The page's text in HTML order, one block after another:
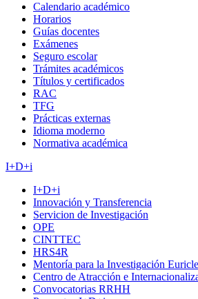
Calendario académico
Horarios
Guías docentes
Exámenes
Seguro escolar
Trámites académicos
Títulos y certificados
RAC
TFG
Prácticas externas
Idioma moderno
Normativa académica
I+D+i
I+D+i
Innovación y Transferencia
Servicion de Investigación
OPE
CINTTEC
HRS4R
Mentoría para la Investigación
Centro de Atracción e
Convocatorias RRHH